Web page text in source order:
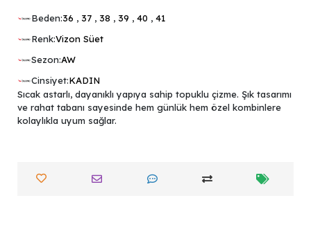
Beden:36 , 37 , 38 , 39 , 40 , 41
Renk:Vizon Süet
Sezon:AW
Cinsiyet:KADIN
Sıcak astarlı, dayanıklı yapıya sahip topuklu çizme. Şık tasarımı
ve rahat tabanı sayesinde hem günlük hem özel kombinlere
kolaylıkla uyum sağlar.